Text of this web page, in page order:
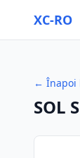
XC-RO
← Înapoi
SOL